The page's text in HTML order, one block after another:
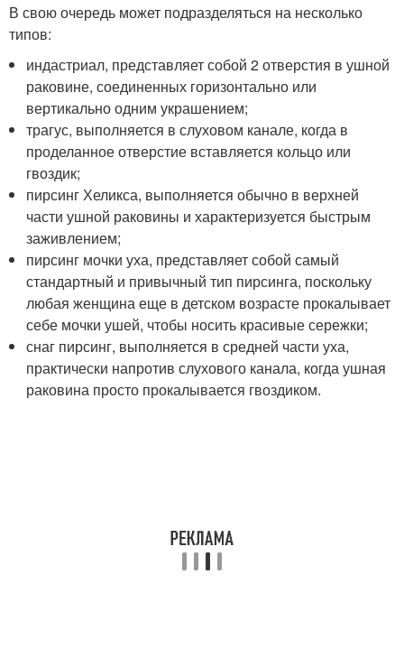
В свою очередь может подразделяться на несколько
типов:
индастриал, представляет собой 2 отверстия в ушной
раковине, соединенных горизонтально или
вертикально одним украшением;
трагус, выполняется в слуховом канале, когда в
проделанное отверстие вставляется кольцо или
гвоздик;
пирсинг Хеликса, выполняется обычно в верхней
части ушной раковины и характеризуется быстрым
заживлением;
пирсинг мочки уха, представляет собой самый
стандартный и привычный тип пирсинга, поскольку
любая женщина еще в детском возрасте прокалывает
себе мочки ушей, чтобы носить красивые сережки;
снаг пирсинг, выполняется в средней части уха,
практически напротив слухового канала, когда ушная
раковина просто прокалывается гвоздиком.